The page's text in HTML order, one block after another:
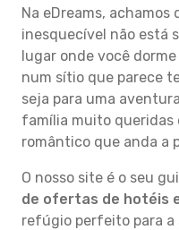
Na eDreams, achamos
inesquecível não está
lugar onde você
num sítio que parece
seja para uma
família muito queridas
romântico que anda a
O nosso site é o seu
de ofertas de hotéis
refúgio perfeito para a